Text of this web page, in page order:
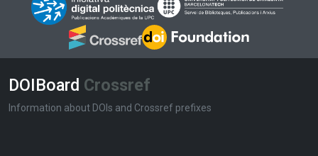
DOIBoard Crossref
Information about DOIs and Crossref prefixes